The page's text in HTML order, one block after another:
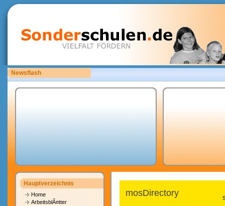
Newsflash
Bitte laden Sie eigene copyrightfreie Unterrichtsmaterialien hoch.
Hauptverzeichnis
Home
ArbeitsblÃ¤tter
mosDirectory